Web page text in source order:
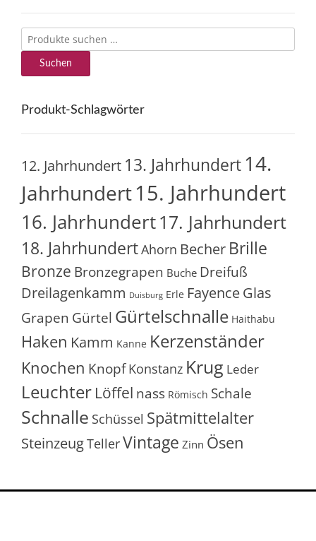
Produktseite
gewählt
Suchen
nach:
Suchen
Produkt-Schlagwörter
12. Jahrhundert 13. Jahrhundert14.
Jahrhundert15. Jahrhundert
16. Jahrhundert17. Jahrhundert
18. JahrhundertAhorn Becher Brille
Bronze Bronzegrapen Buche Dreifuß
Dreilagenkamm Duisburg Erle FayenceGlas
Grapen Gürtel Gürtelschnalle Haithabu
Haken Kamm Kanne Kerzenständer
Knochen Knopf Konstanz Krug Leder
Leuchter Löffel nass Römisch Schale
Schnalle Schüssel Spätmittelalter
SteinzeugTellerVintage Zinn Ösen